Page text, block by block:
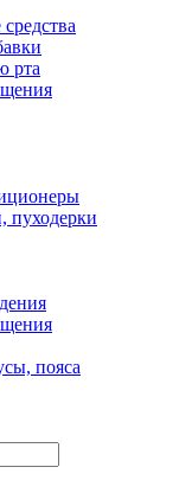
рта
пуходерки
пояса